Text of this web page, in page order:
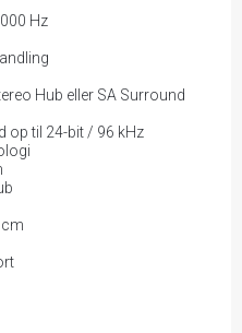
Hz
Hub eller SA Surround
op til 24-bit / 96 kHz
cm